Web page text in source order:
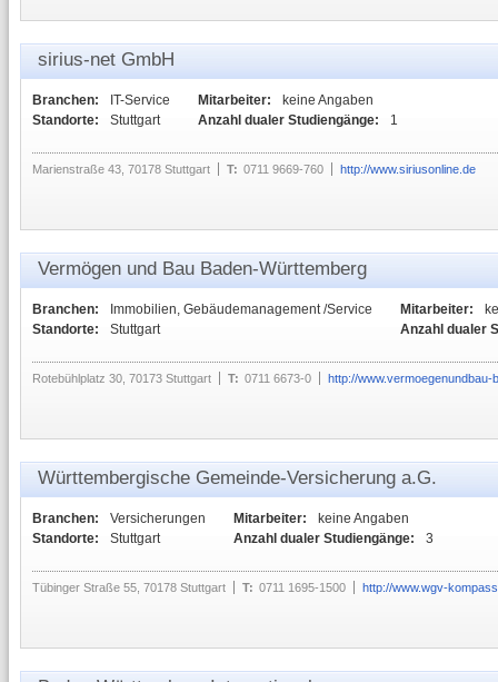
sirius-net GmbH
Branchen:
IT-Service
Standorte:
Stuttgart
Mitarbeiter:
keine Angaben
Anzahl dualer Studiengänge:
1
Marienstraße 43, 70178 Stuttgart T: 0711 9669-760 http://www.siriusonline.de
Vermögen und Bau Baden-Württemberg
Branchen:
Immobilien, Gebäudemanagement /Service
Standorte:
Stuttgart
Mitarbeiter:
Anzahl dualer
Rotebühlplatz 30, 70173 Stuttgart T: 0711 6673-0 http://www.vermoegenundbau-
Württembergische Gemeinde-Versicherung a.G.
Branchen:
Versicherungen
Standorte:
Stuttgart
Mitarbeiter:
keine Angaben
Anzahl dualer Studiengänge:
3
Tübinger Straße 55, 70178 Stuttgart T: 0711 1695-1500 http://www.wgv-